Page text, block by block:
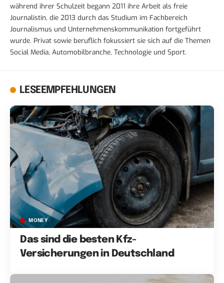
während ihrer Schulzeit begann 2011 ihre Arbeit als freie
Journalistin, die 2013 durch das Studium im Fachbereich
Journalismus und Unternehmenskommunikation fortgeführt
wurde. Privat sowie beruflich fokussiert sie sich auf die Themen
Social Media, Automobilbranche, Technologie und Sport.
LESEEMPFEHLUNGEN
MONEY
Das sind die besten Kfz-
Versicherungen in Deutschland